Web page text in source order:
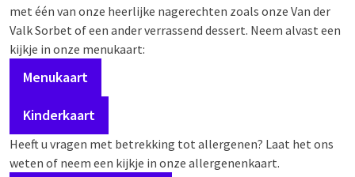
met één van onze heerlijke nagerechten zoals onze Van der
Valk Sorbet of een ander verrassend dessert. Neem alvast een
kijkje in onze menukaart:
Menukaart
Kinderkaart
Heeft u vragen met betrekking tot allergenen? Laat het ons
weten of neem een kijkje in onze allergenenkaart.